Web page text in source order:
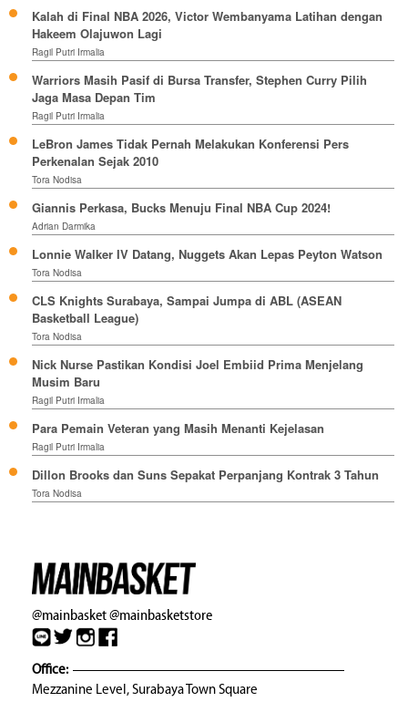
Kalah di Final NBA 2026, Victor Wembanyama Latihan dengan
Hakeem Olajuwon Lagi
Ragil Putri Irmalia
Warriors Masih Pasif di Bursa Transfer, Stephen Curry Pilih
Jaga Masa Depan Tim
Ragil Putri Irmalia
LeBron James Tidak Pernah Melakukan Konferensi Pers
Perkenalan Sejak 2010
Tora Nodisa
Giannis Perkasa, Bucks Menuju Final NBA Cup 2024!
Adrian Darmika
Lonnie Walker IV Datang, Nuggets Akan Lepas Peyton Watson
Tora Nodisa
CLS Knights Surabaya, Sampai Jumpa di ABL (ASEAN
Basketball League)
Tora Nodisa
Nick Nurse Pastikan Kondisi Joel Embiid Prima Menjelang
Musim Baru
Ragil Putri Irmalia
Para Pemain Veteran yang Masih Menanti Kejelasan
Ragil Putri Irmalia
Dillon Brooks dan Suns Sepakat Perpanjang Kontrak 3 Tahun
Tora Nodisa
@mainbasket@mainbasketstore
Office:
Mezzanine Level, Surabaya Town Square